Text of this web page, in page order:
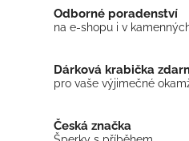
Odborné poradenství
na e-shopu i v
Dárková krabička
pro vaše výjimečné
Česká značka